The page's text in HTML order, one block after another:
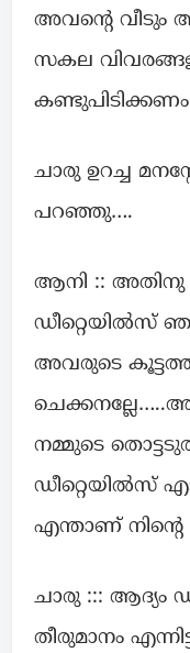
അവന്റെ വീടും
സകല
ചാരു ഉറച്ച
പറഞ്ഞു….
ആനി :: അതിനു
ഡീറ്റെയിൽസ്
അവരുടെ
നമ്മുടെ
ഡീറ്റെയിൽസ്
എന്താണ് നിന്റെ
ചാരു ::: ആദ്യം
തീരുമാനം